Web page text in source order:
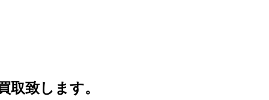
取致します。